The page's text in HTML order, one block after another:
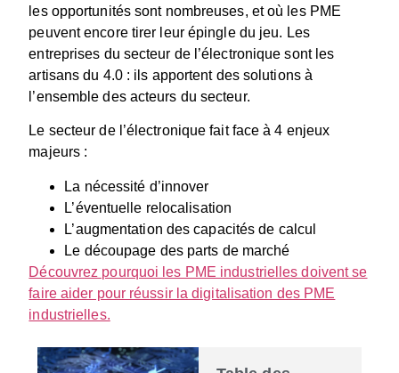
les opportunités sont nombreuses, et où les PME
peuvent encore tirer leur épingle du jeu. Les
entreprises du secteur de l’électronique sont les
artisans du 4.0 : ils apportent des solutions à
l’ensemble des acteurs du secteur.
Le secteur de l’électronique fait face à 4 enjeux
majeurs :
La nécessité d’innover
L’éventuelle relocalisation
L’augmentation des capacités de calcul
Le découpage des parts de marché
Découvrez pourquoi les PME industrielles doivent se
faire aider pour réussir la digitalisation des PME
industrielles.